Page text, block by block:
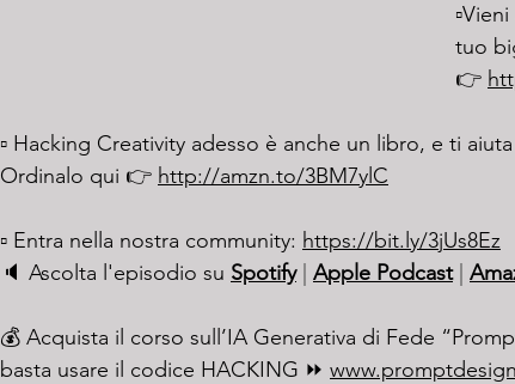
tuo
👉
▫️ Hacking Creativity adesso è anche un libro, e ti
Ordinalo qui 👉 http://amzn.to/3BM7ylC
▫️ Entra nella nostra community: https://bit.ly/3jUs8Ez
🔈 Ascolta l'episodio su Spotify | Apple Podcast |
💰 Acquista il corso sull’IA Generativa di Fede
basta usare il codice HACKING ⏩